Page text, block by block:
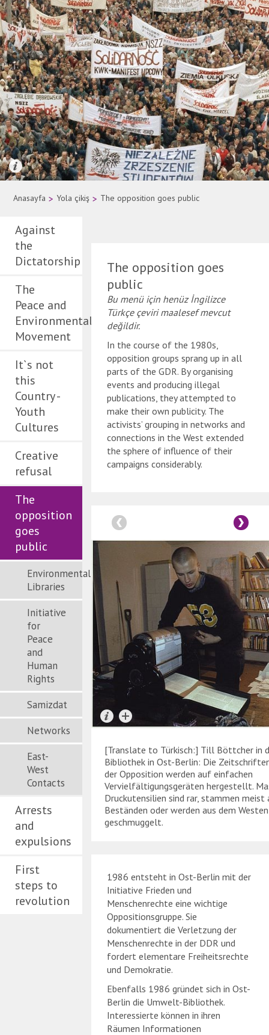
Anasayfa > Yola çikiş > The opposition goes public
Against
the
Dictatorship
The
Peace and
Environmental
Movement
It`s not
this
Country -
Youth
Cultures
Creative
refusal
The
opposition
goes
public
Environmental
Libraries
Initiative
for
Peace
and
Human
Rights
Samizdat
Networks
East-
West
Contacts
Arrests
and
expulsions
First
steps to
revolution
The opposition goes
public
Bu menü için henüz İngilizce
Türkçe çeviri maalesef mevcut
değildir.
In the course of the 1980s,
opposition groups sprang up in all
parts of the GDR. By organising
events and producing illegal
publications, they attempted to
make their own publicity. The
activists’ grouping in networks and
connections in the West extended
the sphere of influence of their
campaigns considerably.
[Translate to Türkisch:] Till Böttcher in
Bibliothek in Ost-Berlin: Die
der Opposition werden auf einfachen
Vervielfältigungsgeräten hergestellt.
Druckutensilien sind rar, stammen meist
Beständen oder werden aus dem
geschmuggelt.
1986 entsteht in Ost-Berlin mit der
Initiative Frieden und
Menschenrechte eine wichtige
Oppositionsgruppe. Sie
dokumentiert die Verletzung der
Menschenrechte in der DDR und
fordert elementare Freiheitsrechte
und Demokratie.
Ebenfalls 1986 gründet sich in Ost-
Berlin die Umwelt-Bibliothek.
Interessierte können in ihren
Räumen Informationen